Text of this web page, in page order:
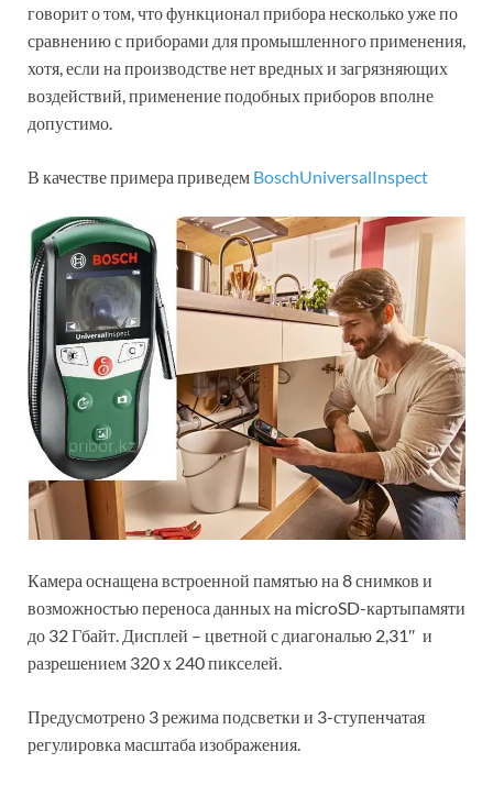
говорит о том, что функционал прибора несколько уже по
сравнению с приборами для промышленного применения,
хотя, если на производстве нет вредных и загрязняющих
воздействий, применение подобных приборов вполне
допустимо.
В качестве примера приведем BoschUniversalInspect
Камера оснащена встроенной памятью на 8 снимков и
возможностью переноса данных на microSD-картыпамяти
до 32 Гбайт. Дисплей – цветной с диагональю 2,31″ и
разрешением 320 х 240 пикселей.
Предусмотрено 3 режима подсветки и 3-ступенчатая
регулировка масштаба изображения.